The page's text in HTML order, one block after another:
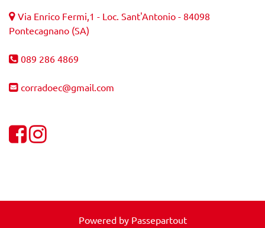
Via Enrico Fermi,1 - Loc. Sant'Antonio - 84098
Pontecagnano (SA)
089 286 4869
corradoec@gmail.com
Visualizza la nostra pagina Facebook
Visualizza il nostro profilo Instagram
Powered by Passepartout